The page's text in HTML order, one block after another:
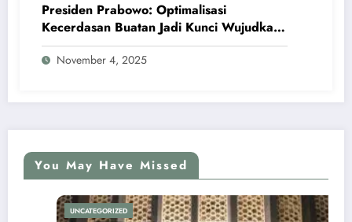
Presiden Prabowo: Optimalisasi
Kecerdasan Buatan Jadi Kunci Wujudkan
Swasembada Pangan dan Pengentasan
Kemiskinan
November 4, 2025
You May Have Missed
UNCATEGORIZED